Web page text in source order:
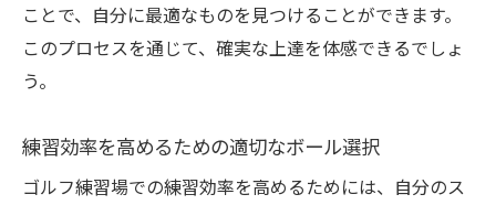
ことで、自分に最適なものを見つけることができます。
このプロセスを通じて、確実な上達を体感できるでしょ
う。
練習効率を高めるための適切なボール選択
ゴルフ練習場での練習効率を高めるためには、自分のス